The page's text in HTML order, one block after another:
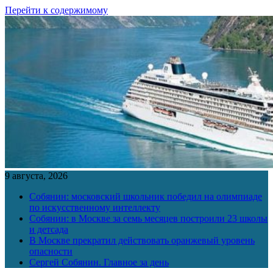
Перейти к содержимому
9 августа, 2026
Собянин: московский школьник победил на олимпиаде
по искусственному интеллекту
Собянин: в Москве за семь месяцев построили 23 школы
и детсада
В Москве прекратил действовать оранжевый уровень
опасности
Сергей Собянин. Главное за день